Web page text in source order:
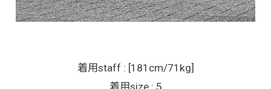
着用staff : [181cm/71kg]